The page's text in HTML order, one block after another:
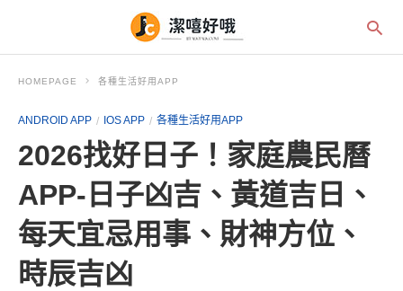
HOMEPAGE 各種生活好用APP
ANDROID APP IOS APP 各種生活好用APP
2026找好日子！家庭農民曆
APP-日子凶吉、黃道吉日、
每天宜忌用事、財神方位、
時辰吉凶